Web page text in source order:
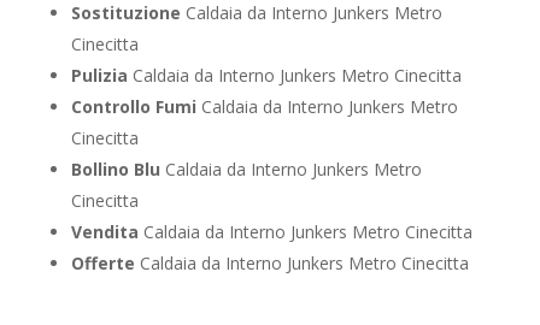
Sostituzione Caldaia da Interno Junkers Metro
Cinecitta
Pulizia Caldaia da Interno Junkers Metro Cinecitta
Controllo Fumi Caldaia da Interno Junkers Metro
Cinecitta
Bollino Blu Caldaia da Interno Junkers Metro
Cinecitta
Vendita Caldaia da Interno Junkers Metro Cinecitta
Offerte Caldaia da Interno Junkers Metro Cinecitta